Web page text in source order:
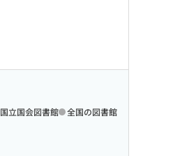
国立国会図書館 全国の図書館